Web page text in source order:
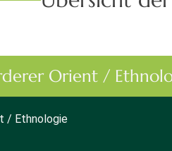
Orient /
/ Ethnologie